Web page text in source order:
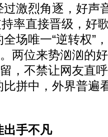
激烈角逐，好声
率直接晋级，好
场唯一“逆转权”
两位来势汹汹的
，不禁让网友直
拼中，外界普遍
手不凡